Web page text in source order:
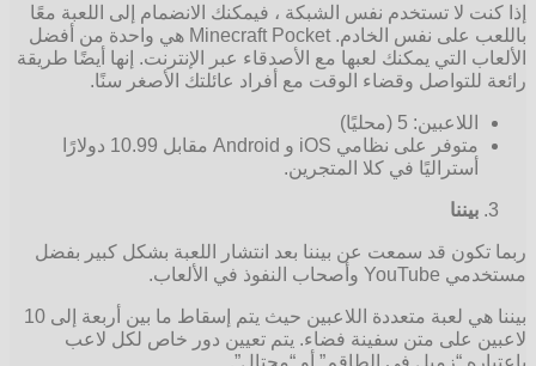
إذا كنت لا تستخدم نفس الشبكة ، فيمكنك الانضمام إلى اللعبة معًا
باللعب على نفس الخادم. Minecraft Pocket هي واحدة من أفضل
الألعاب التي يمكنك لعبها مع الأصدقاء عبر الإنترنت. إنها أيضًا طريقة
رائعة للتواصل وقضاء الوقت مع أفراد عائلتك الأصغر سنًا.
اللاعبين: 5 (محليًا)
متوفر على نظامي iOS و Android مقابل 10.99 دولارًا
أستراليًا في كلا المتجرين.
بيننا
ربما تكون قد سمعت عن بيننا بعد انتشار اللعبة بشكل كبير بفضل
مستخدمي YouTube وأصحاب النفوذ في الألعاب.
بيننا هي لعبة متعددة اللاعبين حيث يتم إسقاط ما بين أربعة إلى 10
لاعبين على متن سفينة فضاء. يتم تعيين دور خاص لكل لاعب
باعتباره “زميل في الطاقم” أو “محتال”.